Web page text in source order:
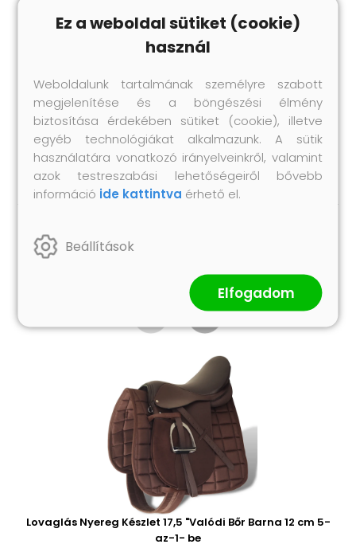
Nyeregkamra mérete: 19,1 cm (7,5")
Felnőttek számára ajánlott
1 db nyereg
1 db kötőfék
1 db nyakhám
Anyag: Bör: 100%
Hasonló termékek
Lovaglás Nyereg Készlet 17,5 "Valódi Bőr Barna 12 cm 5-
az-1- be
Ez a weboldal sütiket (cookie)
használ
Weboldalunk tartalmának személyre szabott
megjelenítése és a böngészési élmény
biztosítása érdekében sütiket (cookie), illetve
egyéb technológiákat alkalmazunk. A sütik
használatára vonatkozó irányelveinkről, valamint
azok testreszabási lehetőségeiről bővebb
információ ide kattintva érhető el.
Beállítások
Elfogadom